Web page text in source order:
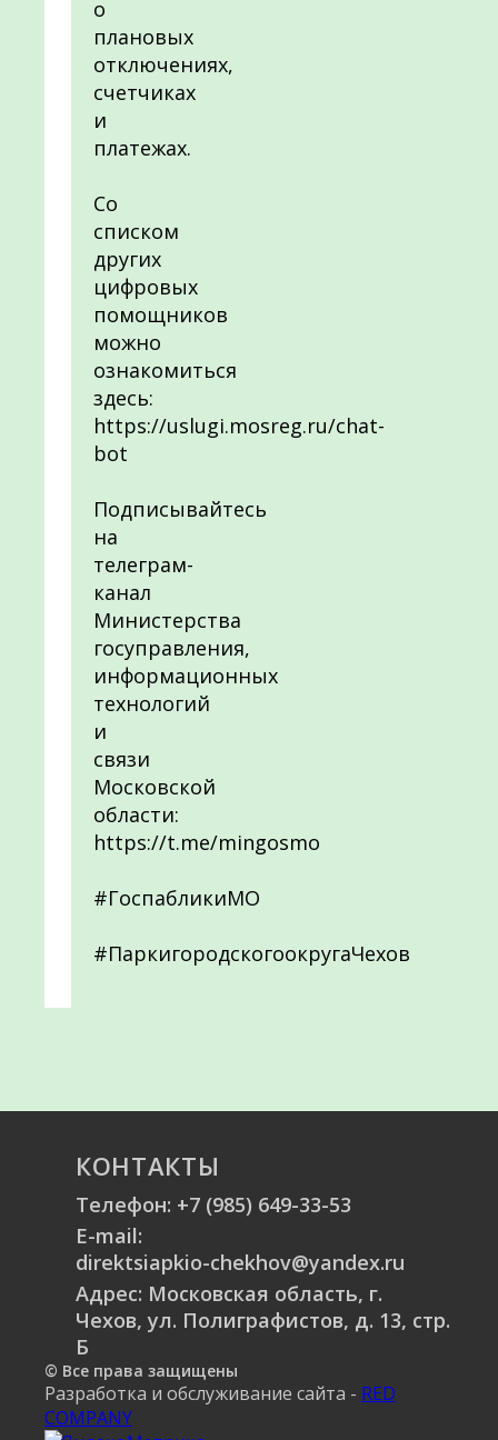
о
плановых
отключениях,
счетчиках
и
платежах.
Со
списком
других
цифровых
помощников
можно
ознакомиться
здесь:
https://uslugi.mosreg.ru/chat-
bot
Подписывайтесь
на
телеграм-
канал
Министерства
госуправления,
информационных
технологий
и
связи
Московской
области:
https://t.me/mingosmo
#ГоспабликиМО
#ПаркигородскогоокругаЧехов
КОНТАКТЫ
Телефон: +7 (985) 649-33-53
E-mail:
direktsiapkio-chekhov@yandex.ru
Адрес: Московская область, г.
Чехов, ул. Полиграфистов, д. 13, стр.
Б
© Все права защищены
Разработка и обслуживание сайта - RED
COMPANY